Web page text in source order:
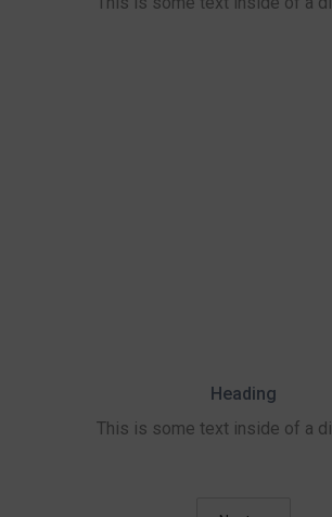
Heading
This is some text inside of a